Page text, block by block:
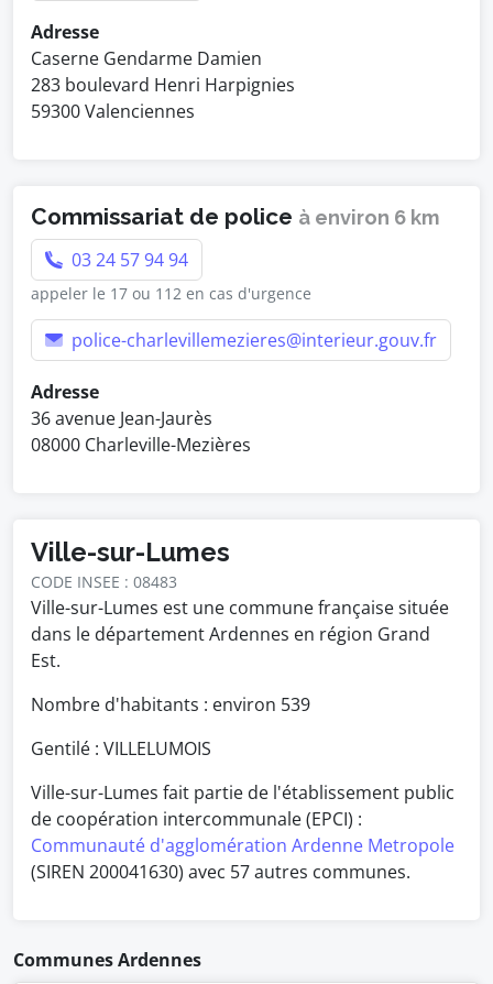
Adresse
Caserne Gendarme Damien
283 boulevard Henri Harpignies
59300 Valenciennes
Commissariat de police à environ 6 km
03 24 57 94 94
appeler le 17 ou 112 en cas d'urgence
police-charlevillemezieres@interieur.gouv.fr
Adresse
36 avenue Jean-Jaurès
08000 Charleville-Mezières
Ville-sur-Lumes
CODE INSEE : 08483
Ville-sur-Lumes est une commune française située
dans le département Ardennes en région Grand
Est.
Nombre d'habitants : environ 539
Gentilé : VILLELUMOIS
Ville-sur-Lumes fait partie de l'établissement public
de coopération intercommunale (EPCI) :
Communauté d'agglomération Ardenne Metropole
(SIREN 200041630) avec 57 autres communes.
Communes Ardennes